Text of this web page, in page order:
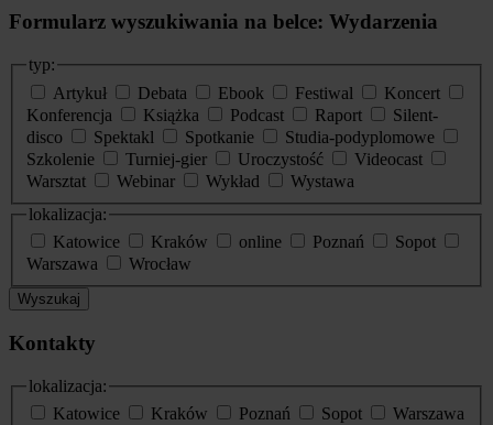
Formularz wyszukiwania na belce: Wydarzenia
typ:
Artykuł
Debata Ebook Festiwal
Koncert
Konferencja
Książka Podcast Raport
Silent-
disco
Spektakl Spotkanie
Studia-podyplomowe
Szkolenie
Turniej-gier Uroczystość
Videocast
Warsztat
Webinar Wykład
Wystawa
lokalizacja:
Katowice
Kraków online Poznań
Sopot
Warszawa
Wrocław
Wyszukaj
Kontakty
lokalizacja:
Katowice
Kraków Poznań Sopot
Warszawa